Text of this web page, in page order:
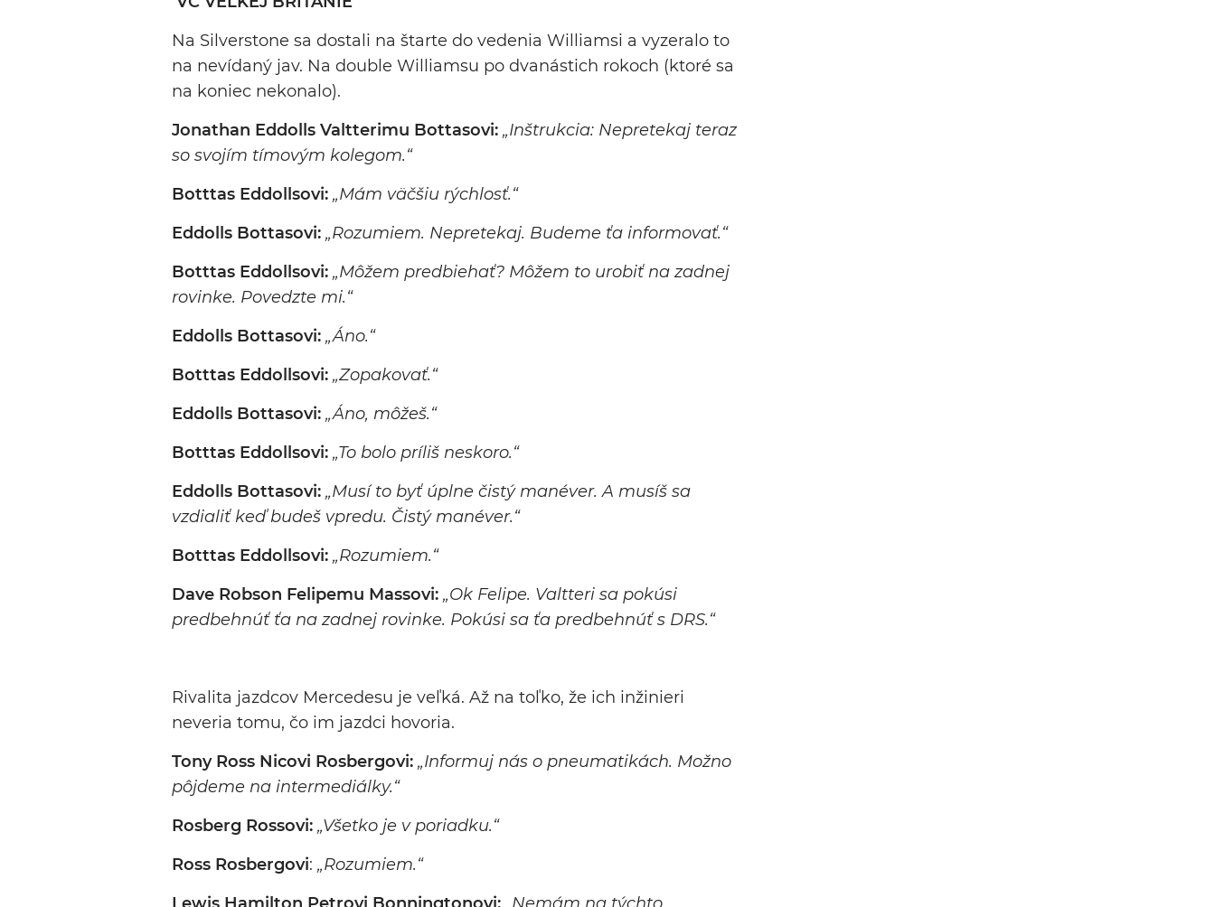
Na Silverstone sa dostali na štarte do vedenia Williamsi a vyzeralo to
na nevídaný jav. Na double Williamsu po dvanástich rokoch (ktoré sa
na koniec nekonalo).
Jonathan Eddolls Valtterimu Bottasovi: „Inštrukcia: Nepretekaj teraz
so svojím tímovým kolegom.“
Botttas Eddollsovi: „Mám väčšiu rýchlosť.“
Eddolls Bottasovi: „Rozumiem. Nepretekaj. Budeme ťa informovať.“
Botttas Eddollsovi: „Môžem predbiehať? Môžem to urobiť na zadnej
rovinke. Povedzte mi.“
Eddolls Bottasovi: „Áno.“
Botttas Eddollsovi: „Zopakovať.“
Eddolls Bottasovi: „Áno, môžeš.“
Botttas Eddollsovi: „To bolo príliš neskoro.“
Eddolls Bottasovi: „Musí to byť úplne čistý manéver. A musíš sa
vzdialiť keď budeš vpredu. Čistý manéver.“
Botttas Eddollsovi: „Rozumiem.“
Dave Robson Felipemu Massovi: „Ok Felipe. Valtteri sa pokúsi
predbehnúť ťa na zadnej rovinke. Pokúsi sa ťa predbehnúť s DRS.“
Rivalita jazdcov Mercedesu je veľká. Až na toľko, že ich inžinieri
neveria tomu, čo im jazdci hovoria.
Tony Ross Nicovi Rosbergovi: „Informuj nás o pneumatikách. Možno
pôjdeme na intermediálky.“
Rosberg Rossovi: „Všetko je v poriadku.“
Ross Rosbergovi: „Rozumiem.“